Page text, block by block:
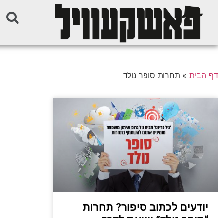
דף הבית » תחרות סופר נולד
יודעים לכתוב סיפור? תחרות